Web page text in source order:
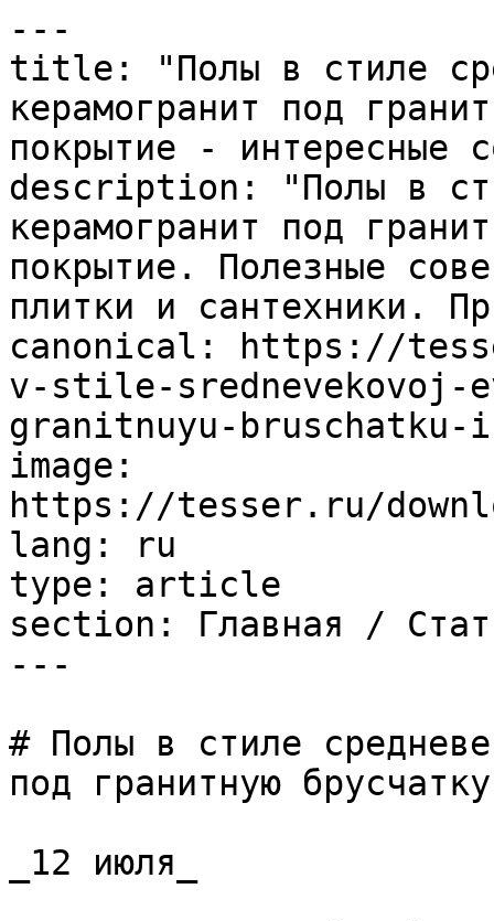
---
title: "Полы в стиле
керамогранит под
покрытие - интересные
description: "Полы в
керамогранит под
покрытие. Полезные
плитки и сантехники.
canonical: https://
v-stile-srednevekovoj-
granitnuyu-
image:
https://tesser.ru/
lang: ru
type: article
section: Главная /
---
# Полы в стиле
под гранитную
_12 июля_